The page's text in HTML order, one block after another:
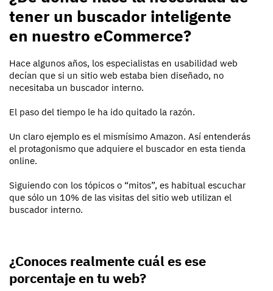
tener un buscador inteligente
en nuestro eCommerce?
Hace algunos años, los especialistas en usabilidad web
decían que si un sitio web estaba bien diseñado, no
necesitaba un buscador interno.
El paso del tiempo le ha ido quitado la razón.
Un claro ejemplo es el mismísimo Amazon. Así entenderás
el protagonismo que adquiere el buscador en esta tienda
online.
Siguiendo con los tópicos o “mitos”, es habitual escuchar
que sólo un 10% de las visitas del sitio web utilizan el
buscador interno.
¿Conoces realmente cuál es ese
porcentaje en tu web?